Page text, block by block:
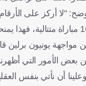
"لا أركز على
مواجهة يونيون
بعض الأمور التي
وعلينا أن نأتي بنفس